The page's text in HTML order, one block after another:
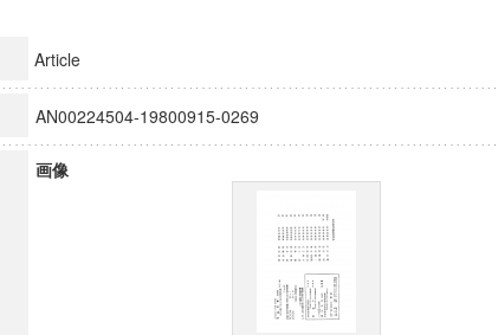
Article
AN00224504-19800915-0269
画像